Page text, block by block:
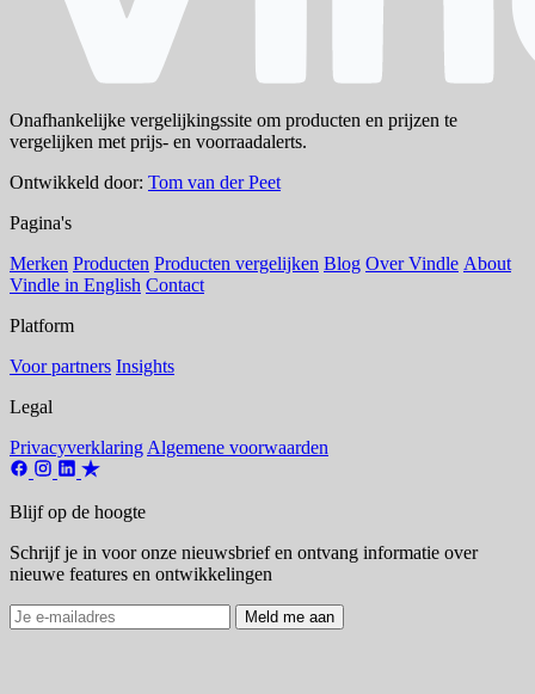
Onafhankelijke vergelijkingssite om producten en prijzen te
vergelijken met prijs- en voorraadalerts.
Ontwikkeld door: Tom van der Peet
Pagina's
Merken Producten Producten vergelijken Blog Over Vindle About
Vindle in English Contact
Platform
Voor partners Insights
Legal
Privacyverklaring Algemene voorwaarden
Blijf op de hoogte
Schrijf je in voor onze nieuwsbrief en ontvang informatie over
nieuwe features en ontwikkelingen
Meld me aan